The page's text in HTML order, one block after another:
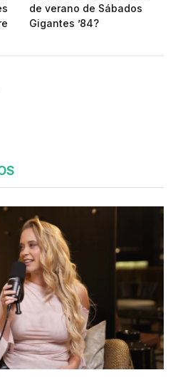
de verano de Sábados
Gigantes ’84?